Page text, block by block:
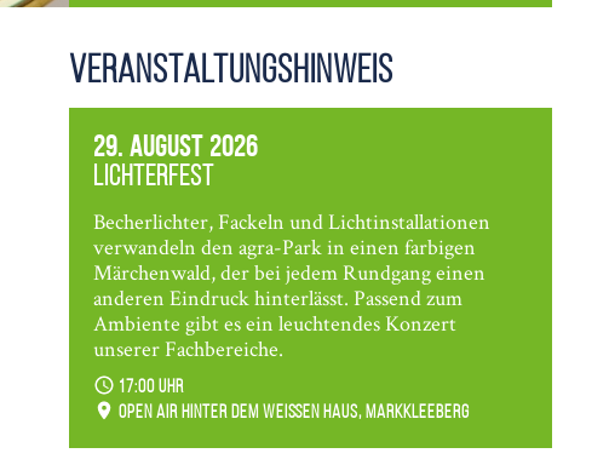
Veranstaltungshinweis
29. August 2026
Lichterfest
Becherlichter, Fackeln und Lichtinstallationen
verwandeln den agra-Park in einen farbigen
Märchenwald, der bei jedem Rundgang einen
anderen Eindruck hinterlässt. Passend zum
Ambiente gibt es ein leuchtendes Konzert
unserer Fachbereiche.
17:00 Uhr
Open Air hinter dem weißen Haus, Markkleeberg